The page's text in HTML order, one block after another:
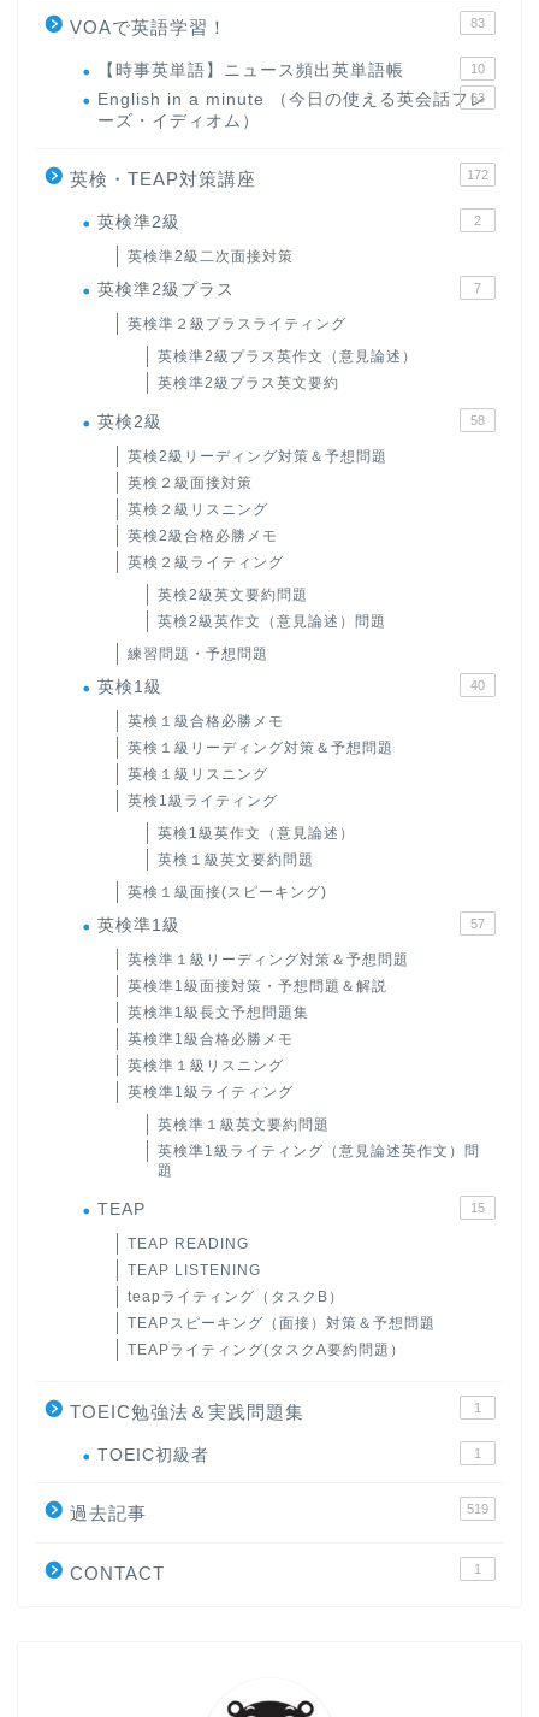
VOAで英語学習！ 83
【時事英単語】ニュース頻出英単語帳 10
English in a minute （今日の使える英会話フレ
ーズ・イディオム）
63
英検・TEAP対策講座 172
英検準2級 2
英検準2級二次面接対策
英検準2級プラス 7
英検準２級プラスライティング
英検準2級プラス英作文（意見論述）
英検準2級プラス英文要約
英検2級 58
英検2級リーディング対策＆予想問題
英検２級面接対策
英検２級リスニング
英検2級合格必勝メモ
英検２級ライティング
英検2級英文要約問題
英検2級英作文（意見論述）問題
練習問題・予想問題
英検1級 40
英検１級合格必勝メモ
英検１級リーディング対策＆予想問題
英検１級リスニング
英検1級ライティング
英検1級英作文（意見論述）
英検１級英文要約問題
英検１級面接(スピーキング)
英検準1級 57
英検準１級リーディング対策＆予想問題
英検準1級面接対策・予想問題＆解説
英検準1級長文予想問題集
英検準1級合格必勝メモ
英検準１級リスニング
英検準1級ライティング
英検準１級英文要約問題
英検準1級ライティング（意見論述英作文）問
題
TEAP 15
TEAP READING
TEAP LISTENING
teapライティング（タスクB）
TEAPスピーキング（面接）対策＆予想問題
TEAPライティング(タスクA要約問題）
TOEIC勉強法＆実践問題集 1
TOEIC初級者 1
過去記事 519
CONTACT 1
大学入試英語対策講座